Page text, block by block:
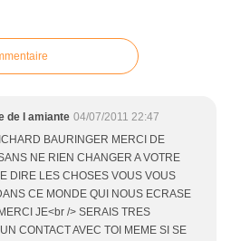
de l amiante 04/07/2011 22:47
BAURINGER MERCI DE
NE RIEN CHANGER A VOTRE
DIRE LES CHOSES VOUS VOUS
CE MONDE QUI NOUS ECRASE
JE<br /> SERAIS TRES
CONTACT AVEC TOI MEME SI SE